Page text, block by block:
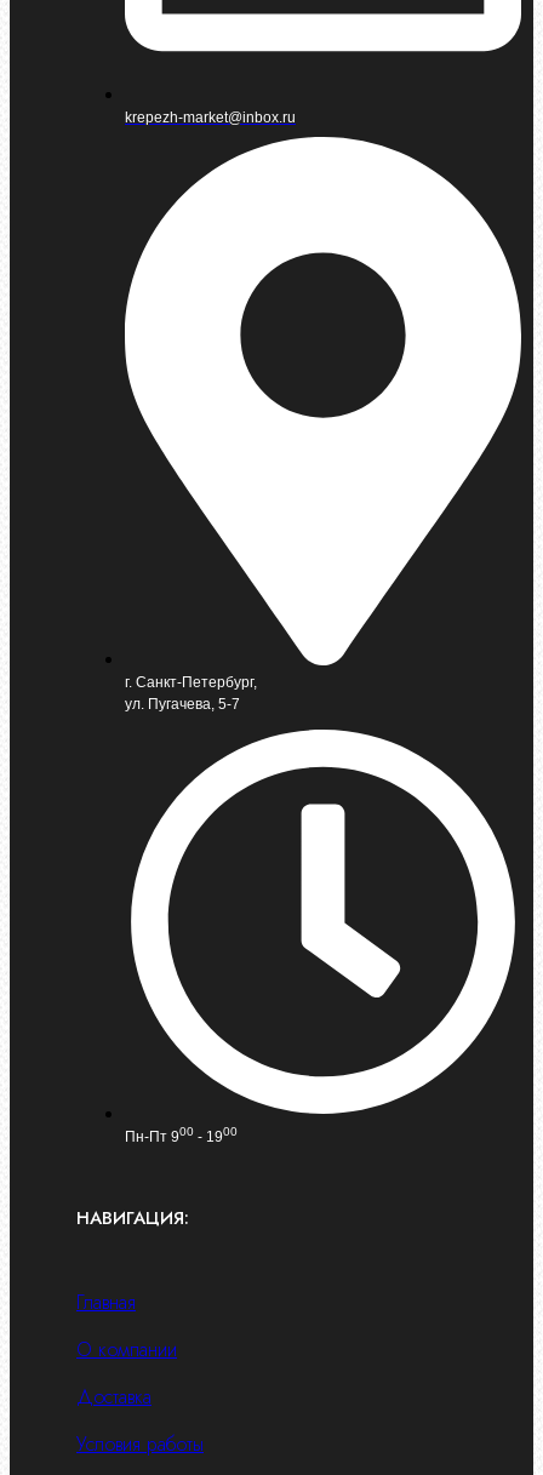
krepezh-market@inbox.ru
г. Санкт-Петербург,
ул. Пугачева, 5-7
Пн-Пт 900 - 1900
НАВИГАЦИЯ:
Главная
О компании
Доставка
Условия работы